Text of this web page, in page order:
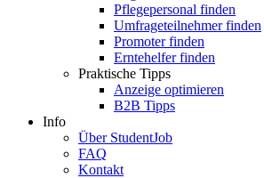
Pflegepersonal finden
Umfrageteilnehmer finden
Promoter finden
Erntehelfer finden
Praktische Tipps
Anzeige optimieren
B2B Tipps
Info
Über StudentJob
FAQ
Kontakt